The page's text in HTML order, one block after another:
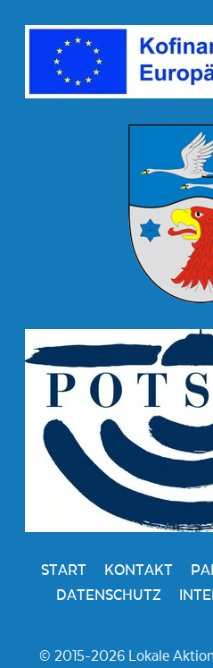
START KONTAKT
DATENSCHUTZ
© 2015-2026 Lokale